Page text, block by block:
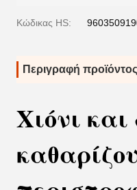
Κώδικας HS:
Περιγραφή προϊόντος
Χιόνι